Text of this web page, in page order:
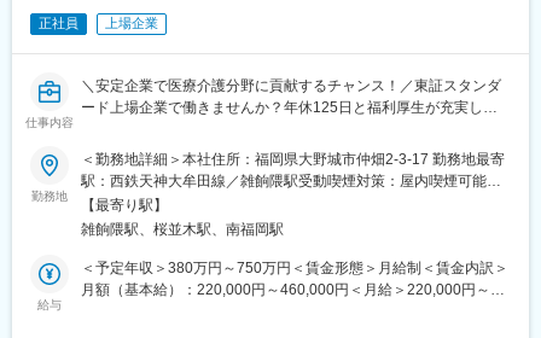
正社員 上場企業
仕事内容
＼安定企業で医療介護分野に貢献するチャンス！／東証スタンダ
ード上場企業で働きませんか？年休125日と福利厚生が充実して
■採用背景：
当社は1992年の設立以来、医療および介護用電動ベッドのメーカ
ーとして成長してきました。2025年3月に「東証スタンダード市
場」へ上場し、さらなる事業拡大を目指しています。そのため、
機械設計部門の強化を図り、新たなメンバーを募集いたします。
■業務内容：
勤務地
＜勤務地詳細＞本社住所：福岡県大野城市仲畑2-3-17 勤務地最寄
駅：西鉄天神大牟田線／雑餉隈駅受動喫煙対策：屋内喫煙可能場
所あり変更の範囲：会社の定める事業所（リモートワーク含む）
【最寄り駅】
雑餉隈駅、桜並木駅、南福岡駅
給与
＜予定年収＞380万円～750万円＜賃金形態＞月給制＜賃金内訳＞
月額（基本給）：220,000円～460,000円＜月給＞220,000円～